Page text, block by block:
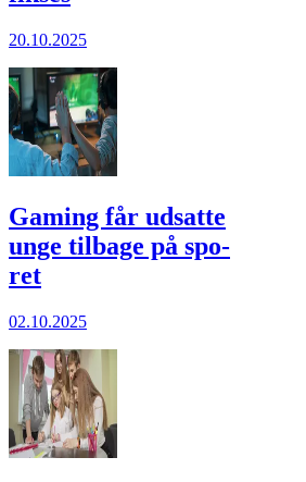
20.10.2025
Gaming får ud­sat­te
unge til­bage på spo­
ret
02.10.2025